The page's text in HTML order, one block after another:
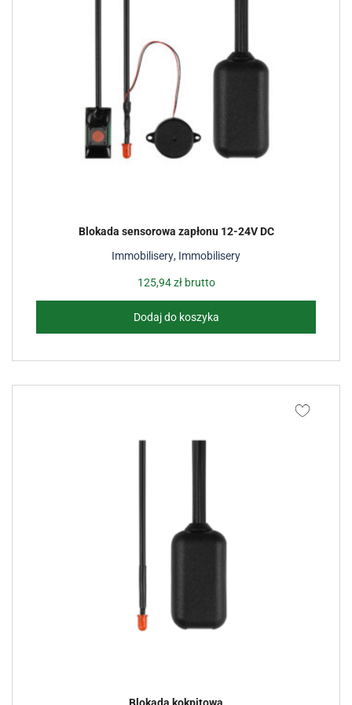
Immobilisery, Immobilisery
Blokada sensorowa zapłonu 12-24V DC
125,94złbrutto
Dodaj do koszyka